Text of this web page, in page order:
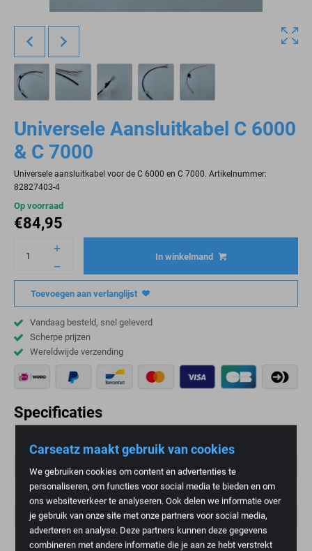
Carseatz maakt gebruik van cookies
We gebruiken cookies om content en advertenties te
personaliseren, om functies voor social media te bieden en om
ons websiteverkeer te analyseren. Ook delen we informatie over
je gebruik van onze site met onze partners voor social media,
adverteren en analyse. Deze partners kunnen deze gegevens
combineren met andere informatie die je aan ze hebt verstrekt
Universele Aansluitkabel C 6000
& C 7000
Universele aansluitkabel voor de C 6000 en C 7000. Artikelnummer:
82827403-4
Op voorraad
€84,95
In winkelmand
Toevoegen aan verlanglijst
Vandaag besteld, snel geleverd
Scherpe prijzen
Wereldwijde verzending
Specificaties
1 kg
Model c 6000, c 7000
Conditie Nieuw
Artikelnummer 82827403-4
Adient, RECARO